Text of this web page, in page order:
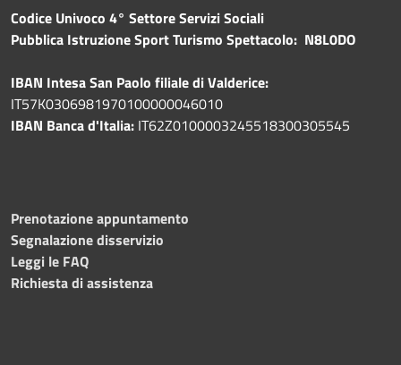
Codice Univoco 4° Settore Servizi Sociali
Pubblica Istruzione Sport Turismo Spettacolo: N8L0DO
IBAN Intesa San Paolo filiale di Valderice:
IT57K0306981970100000046010
IBAN Banca d'Italia: IT62Z0100003245518300305545
Prenotazione appuntamento
Segnalazione disservizio
Leggi le FAQ
Richiesta di assistenza